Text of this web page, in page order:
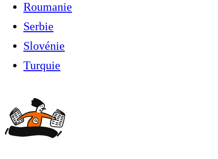
Roumanie
Serbie
Slovénie
Turquie